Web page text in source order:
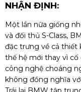
NHẬN ĐỊNH:
Một lần nữa giống
và đối thủ S-Class,
đặc trưng về cả thiết
thế hệ mới thay vì
công nghệ choáng
không đồng nghĩa